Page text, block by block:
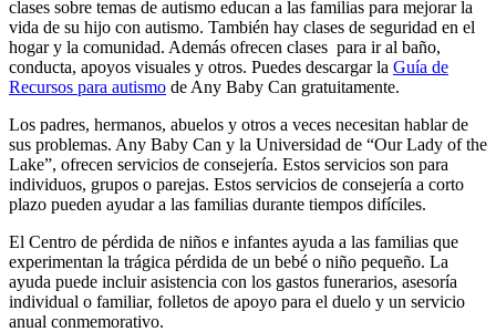
clases sobre temas de autismo educan a las familias para mejorar la
vida de su hijo con autismo. También hay clases de seguridad en el
hogar y la comunidad. Además ofrecen clases para ir al baño,
conducta, apoyos visuales y otros. Puedes descargar la Guía de
Recursos para autismo de Any Baby Can gratuitamente.
Los padres, hermanos, abuelos y otros a veces necesitan hablar de
sus problemas. Any Baby Can y la Universidad de “Our Lady of the
Lake”, ofrecen servicios de consejería. Estos servicios son para
individuos, grupos o parejas. Estos servicios de consejería a corto
plazo pueden ayudar a las familias durante tiempos difíciles.
El Centro de pérdida de niños e infantes ayuda a las familias que
experimentan la trágica pérdida de un bebé o niño pequeño. La
ayuda puede incluir asistencia con los gastos funerarios, asesoría
individual o familiar, folletos de apoyo para el duelo y un servicio
anual conmemorativo.